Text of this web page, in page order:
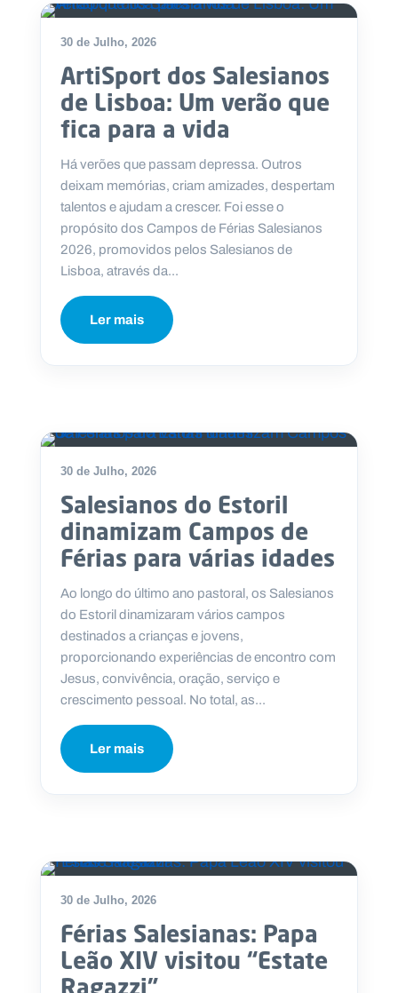
30 de Julho, 2026
ArtiSport dos Salesianos
de Lisboa: Um verão que
fica para a vida
Há verões que passam depressa. Outros
deixam memórias, criam amizades, despertam
talentos e ajudam a crescer. Foi esse o
propósito dos Campos de Férias Salesianos
2026, promovidos pelos Salesianos de
Lisboa, através da...
Ler mais
30 de Julho, 2026
Salesianos do Estoril
dinamizam Campos de
Férias para várias idades
Ao longo do último ano pastoral, os Salesianos
do Estoril dinamizaram vários campos
destinados a crianças e jovens,
proporcionando experiências de encontro com
Jesus, convivência, oração, serviço e
crescimento pessoal. No total, as...
Ler mais
30 de Julho, 2026
Férias Salesianas: Papa
Leão XIV visitou “Estate
Ragazzi”